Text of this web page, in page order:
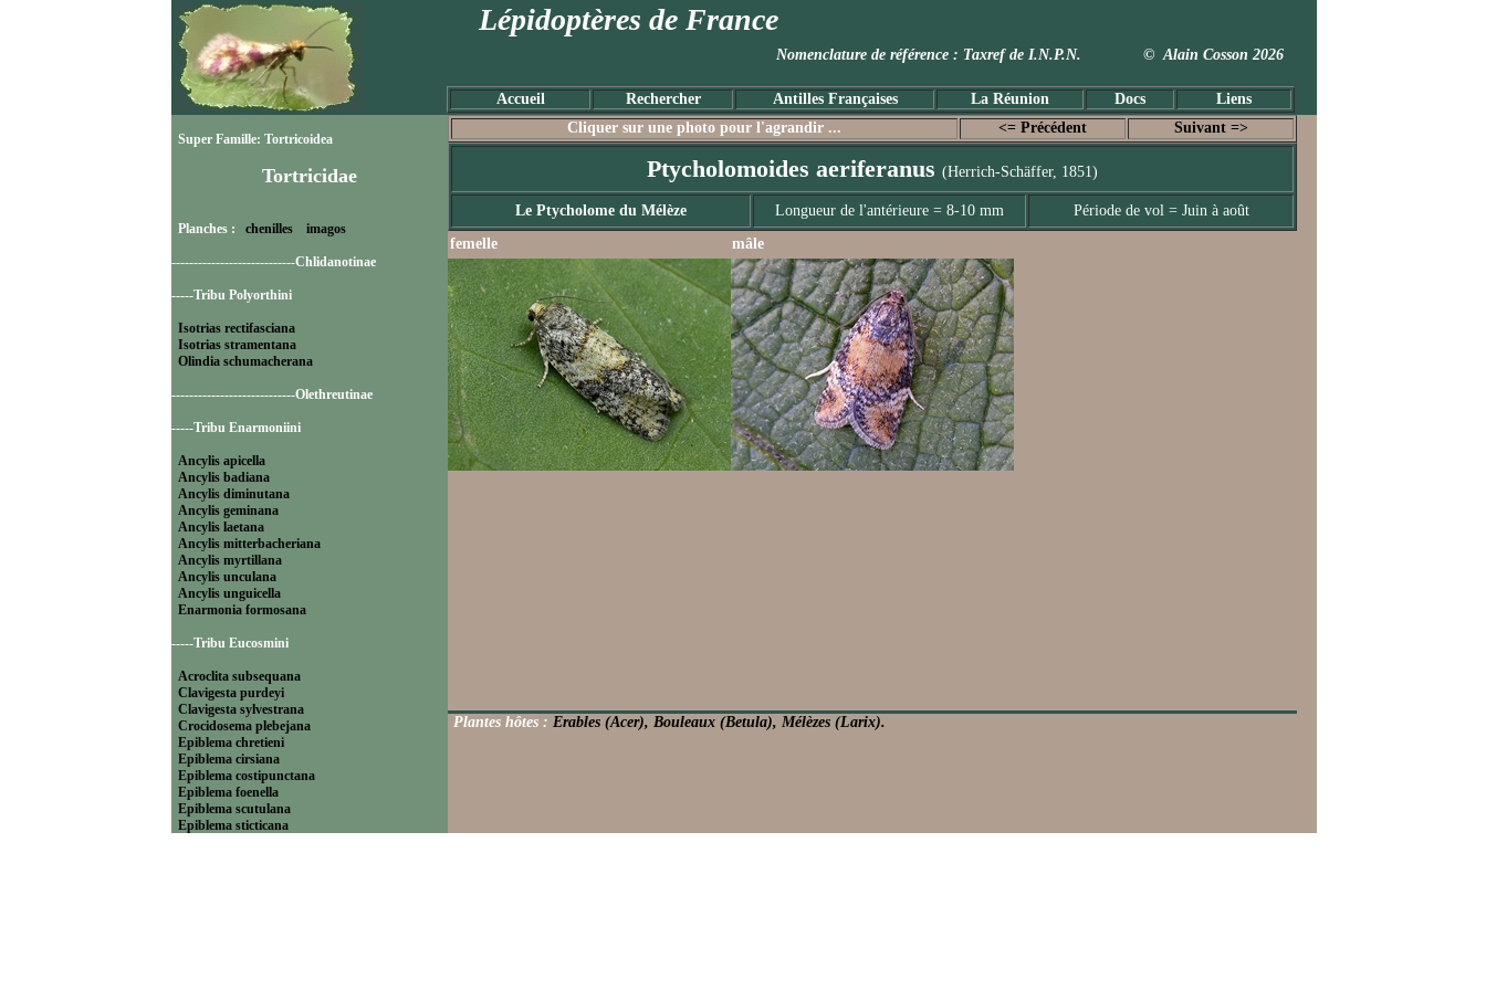
Lépidoptères de France
Nomenclature de référence : Taxref de I.N.P.N. © Alain Cosson 2026
Accueil Rechercher Antilles Françaises La Réunion Docs Liens
Super Famille: Tortricoidea
Tortricidae
Planches : chenilles imagos
----------------------------Chlidanotinae
-----Tribu Polyorthini
Isotrias rectifasciana
Isotrias stramentana
Olindia schumacherana
----------------------------Olethreutinae
-----Tribu Enarmoniini
Ancylis apicella
Ancylis badiana
Ancylis diminutana
Ancylis geminana
Ancylis laetana
Ancylis mitterbacheriana
Ancylis myrtillana
Ancylis unculana
Ancylis unguicella
Enarmonia formosana
-----Tribu Eucosmini
Acroclita subsequana
Clavigesta purdeyi
Clavigesta sylvestrana
Crocidosema plebejana
Epiblema chretieni
Epiblema cirsiana
Epiblema costipunctana
Epiblema foenella
Epiblema scutulana
Epiblema sticticana
Cliquer sur une photo pour l'agrandir ... <= Précédent Suivant =>
Ptycholomoides aeriferanus (Herrich-Schäffer, 1851)
Le Ptycholome du Mélèze Longueur de l'antérieure = 8-10 mm
Période de vol = Juin à août
femelle
mâle
Plantes hôtes : Erables (Acer), Bouleaux (Betula), Mélèzes (Larix).